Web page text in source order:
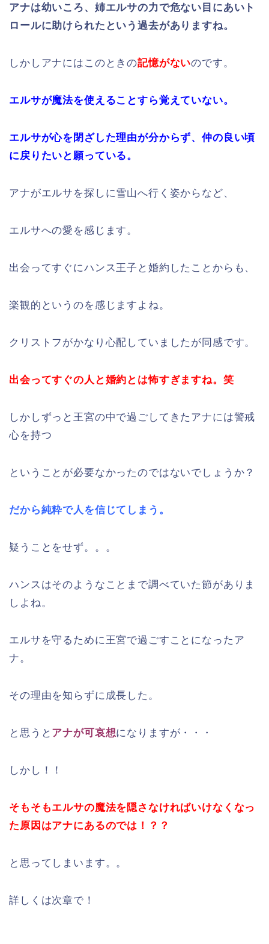
アナは幼いころ、姉エルサの力で危ない目にあいト
ロールに助けられたという過去がありますね。
しかしアナにはこのときの記憶がないのです。
エルサが魔法を使えることすら覚えていない。
エルサが心を閉ざした理由が分からず、仲の良い頃
に戻りたいと願っている。
アナがエルサを探しに雪山へ行く姿からなど、
エルサへの愛を感じます。
出会ってすぐにハンス王子と婚約したことからも、
楽観的というのを感じますよね。
クリストフがかなり心配していましたが同感です。
出会ってすぐの人と婚約とは怖すぎますね。笑
しかしずっと王宮の中で過ごしてきたアナには警戒
心を持つ
ということが必要なかったのではないでしょうか？
だから純粋で人を信じてしまう。
疑うことをせず。。。
ハンスはそのようなことまで調べていた節がありま
しよね。
エルサを守るために王宮で過ごすことになったア
ナ。
その理由を知らずに成長した。
と思うと アナが可哀想になりますが・・・
しかし！！
そもそもエルサの魔法を隠さなければいけなくなっ
た原因はアナにあるのでは！？？
と思ってしまいます。。
詳しくは次章で！